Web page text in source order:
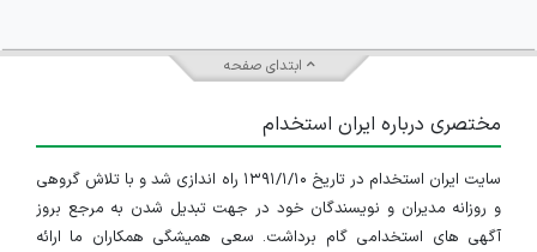
ابتدای صفحه
مختصری درباره ایران استخدام
سایت ایران استخدام در تاریخ ۱۳۹۱/۱/۱۰ راه اندازی شد و با تلاش گروهی
و روزانه مدیران و نویسندگان خود در جهت تبدیل شدن به مرجع بروز
آگهی های استخدامی گام برداشت. سعی همیشگی همکاران ما ارائه